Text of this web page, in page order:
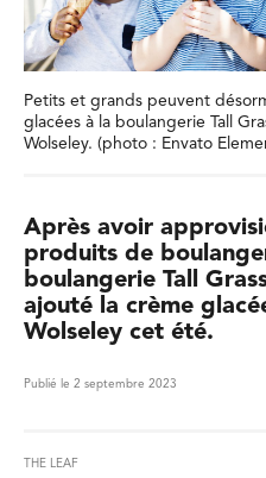
Petits et grands peuvent
glacées à la boulangerie Tall
Wolseley. (photo : Envato
Après avoir
produits de
boulangerie Tall
ajouté la crème
Wolseley cet été.
Publié le 2 septembre 2023
THE LEAF